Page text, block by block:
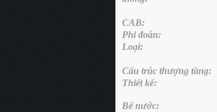
CAB:
Phi đoàn:
Loại:
Cấu trúc thượng tầng:
Thiết kế:
Bể nước: